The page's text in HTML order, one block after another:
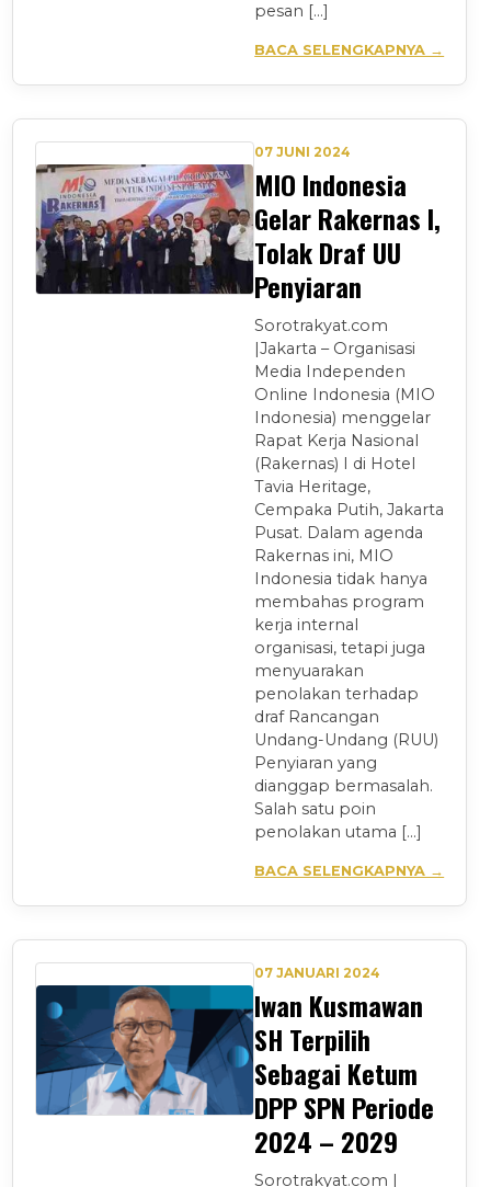
pesan […]
BACA SELENGKAPNYA →
07 JUNI 2024
MIO Indonesia
Gelar Rakernas I,
Tolak Draf UU
Penyiaran
Sorotrakyat.com
|Jakarta – Organisasi
Media Independen
Online Indonesia (MIO
Indonesia) menggelar
Rapat Kerja Nasional
(Rakernas) I di Hotel
Tavia Heritage,
Cempaka Putih, Jakarta
Pusat. Dalam agenda
Rakernas ini, MIO
Indonesia tidak hanya
membahas program
kerja internal
organisasi, tetapi juga
menyuarakan
penolakan terhadap
draf Rancangan
Undang-Undang (RUU)
Penyiaran yang
dianggap bermasalah.
Salah satu poin
penolakan utama […]
BACA SELENGKAPNYA →
07 JANUARI 2024
Iwan Kusmawan
SH Terpilih
Sebagai Ketum
DPP SPN Periode
2024 – 2029
Sorotrakyat.com |